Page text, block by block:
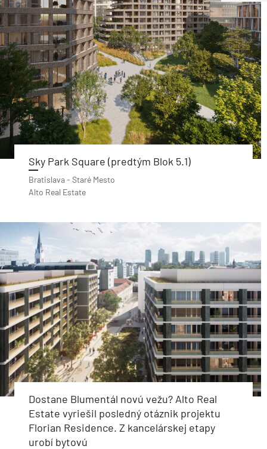
Sky Park Square (predtým Blok 5.1)
Bratislava - Staré Mesto
Alto Real Estate
Dostane Blumentál novú vežu? Alto Real
Estate vyriešil posledný otáznik projektu
Florian Residence. Z kancelárskej etapy
urobí bytovú